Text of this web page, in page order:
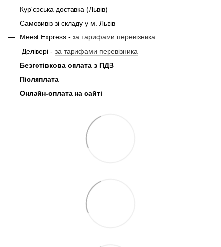
Кур'єрська доставка (Львів)
Самовивіз зі складу у м. Львів
Meest Express - за тарифами перевізника
Делівері - за тарифами перевізника
Безготівкова оплата з ПДВ
Післяплата
Онлайн-оплата на сайті